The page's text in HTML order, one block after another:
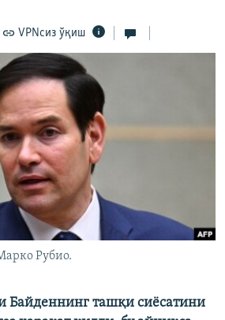
VPNсиз ўқиш
Рубио.
Байденнинг ташқи сиёсатини